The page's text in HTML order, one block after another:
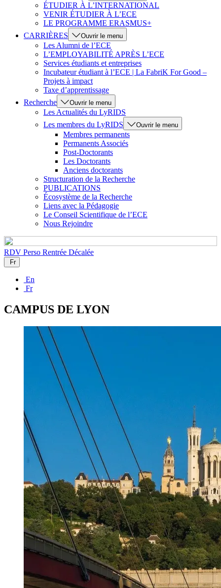
ÉTUDIER À L’INTERNATIONAL
VENIR ÉTUDIER À L’ECE
LE PROGRAMME ERASMUS+
CARRIÈRES
Ouvrir le menu
Les Alumni de l’ECE
L’EMPLOYABILITÉ APRÈS L’ECE
Services étudiants et entreprises
Incubateur étudiant à l’ECE | La FabriK For Good –
Projets à impact
Taxe d’apprentissage
Recherche
Ouvrir le menu
Les Actualités du LyRIDS
Les membres du LyRIDS
Ouvrir le menu
Membres permanents
Permanents Associés
Post-Doctorants
Les Doctorants
Anciens doctorants
Structuration de la Recherche
PUBLICATIONS
Écosystème de la Recherche
Liens avec la Pédagogie
Le Conseil Scientifique de l’ECE
Nous Rejoindre
RDV Perso Rentrée Décalée
Fr
En
Fr
CAMPUS DE LYON